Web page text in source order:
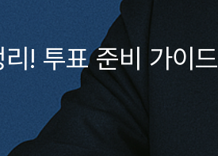
! 투표 준비 가이드